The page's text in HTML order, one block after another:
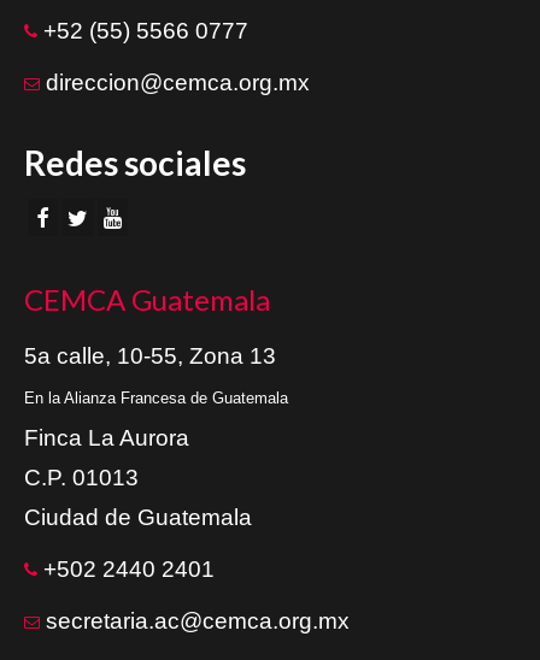
+52 (55) 5566 0777
direccion@cemca.org.mx
Redes sociales
CEMCA Guatemala
5a calle, 10-55, Zona 13
En la Alianza Francesa de Guatemala
Finca La Aurora
C.P. 01013
Ciudad de Guatemala
+502 2440 2401
secretaria.ac@cemca.org.mx